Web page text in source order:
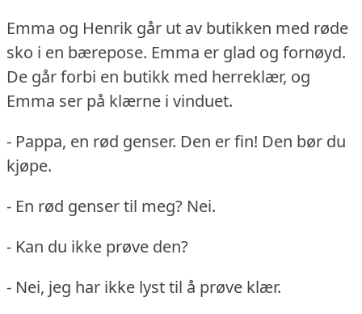
Emma og Henrik går ut av butikken med røde
sko i en bærepose. Emma er glad og fornøyd.
De går forbi en butikk med herreklær, og
Emma ser på klærne i vinduet.
- Pappa, en rød genser. Den er fin! Den bør du
kjøpe.
- En rød genser til meg? Nei.
- Kan du ikke prøve den?
- Nei, jeg har ikke lyst til å prøve klær.